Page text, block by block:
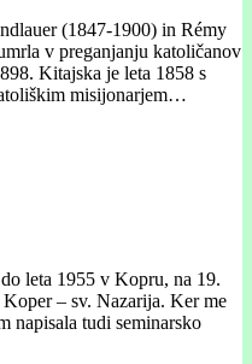
(1847-1900) in Rémy
v preganjanju katoličanov
Kitajska je leta 1858 s
misijonarjem…
leta 1955 v Kopru, na 19.
– sv. Nazarija. Ker me
napisala tudi seminarsko